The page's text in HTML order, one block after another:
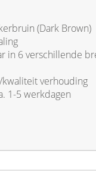
(Dark Brown)
in 6 verschillende
verhouding
1-5 werkdagen